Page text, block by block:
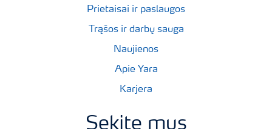
Prietaisai ir paslaugos
Trąšos ir darbų sauga
Naujienos
Apie Yara
Karjera
Sekite mus